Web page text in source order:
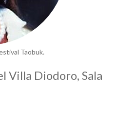
Taobuk.
Villa Diodoro, Sala